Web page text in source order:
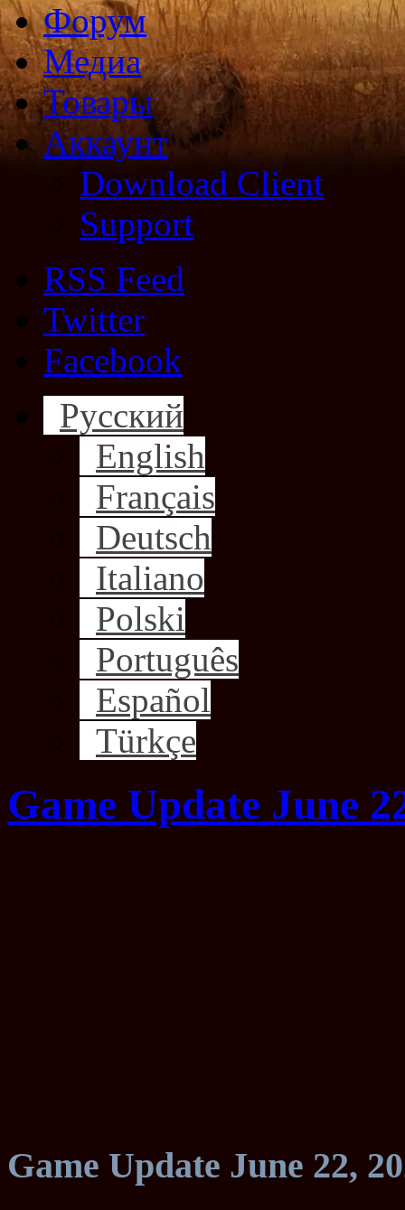
Форум
Медиа
Товары
Аккаунт
Download Client
Support
RSS Feed
Twitter
Facebook
Русский
English
Français
Deutsch
Italiano
Polski
Português
Español
Türkçe
Game Update June
Game Update June 22,